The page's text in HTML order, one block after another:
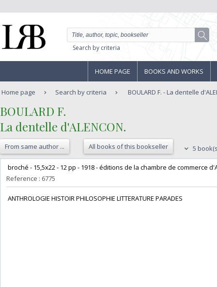
Search by criteria
HOME PAGE BOOKS AND WORKS
Home page Search by criteria BOULARD F. - La dentelle
‎BOULARD F. ‎
‎La dentelle d'ALENCON. ‎
From same author ... All books of this bookseller 5
broché - 15,5x22 - 12 pp - 1918 - éditions de la chambre de commerce
Reference : 6775
‎ ANTHROLOGIE HISTOIR PHILOSOPHIE LITTERATURE PARADES‎